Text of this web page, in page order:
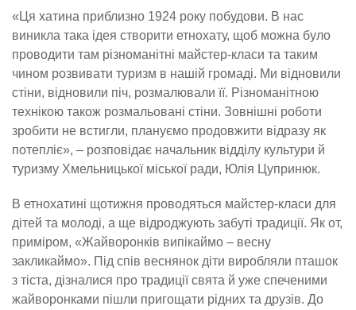
«Ця хатина приблизно 1924 року побудови. В нас
виникла така ідея створити етнохату, щоб можна було
проводити там різноманітні майстер-класи та таким
чином розвивати туризм в нашій громаді. Ми відновили
стіни, відновили піч, розмалювали її. Різноманітною
технікою також розмальовані стіни. Зовнішні роботи
зробити не встигли, плануємо продовжити відразу як
потепліє», – розповідає начальник відділу культури й
туризму Хмельницької міської ради, Юлія Цупринюк.
В етнохатині щотижня проводяться майстер-класи для
дітей та молоді, а ще відроджують забуті традиції. Як от,
приміром, «Жайворонків випікаймо – весну
закликаймо». Під спів веснянок діти виробляли пташок
з тіста, дізналися про традиції свята й уже спеченими
жайворонками пішли пригощати рідних та друзів. До